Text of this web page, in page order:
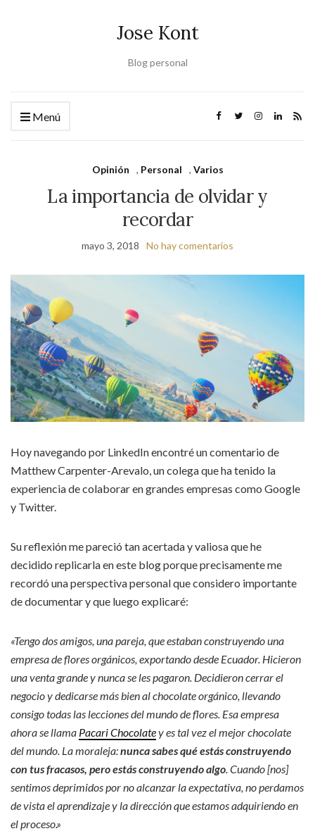
Jose Kont
Blog personal
Menú
Opinión , Personal , Varios
La importancia de olvidar y
recordar
mayo 3, 2018 No hay comentarios
Hoy navegando por LinkedIn encontré un comentario de
Matthew Carpenter-Arevalo, un colega que ha tenido la
experiencia de colaborar en grandes empresas como Google
y Twitter.
Su reflexión me pareció tan acertada y valiosa que he
decidido replicarla en este blog porque precisamente me
recordó una perspectiva personal que considero importante
de documentar y que luego explicaré:
«Tengo dos amigos, una pareja, que estaban construyendo una
empresa de flores orgánicos, exportando desde Ecuador. Hicieron
una venta grande y nunca se les pagaron. Decidieron cerrar el
negocio y dedicarse más bien al chocolate orgánico, llevando
consigo todas las lecciones del mundo de flores. Esa empresa
ahora se llama Pacari Chocolatey es tal vez el mejor chocolate
del mundo. La moraleja:nunca sabes qué estás construyendo
con tus fracasos, pero estás construyendo algo. Cuando [nos]
sentimos deprimidos por no alcanzar la expectativa, no perdamos
de vista el aprendizaje y la dirección que estamos adquiriendo en
el proceso.»